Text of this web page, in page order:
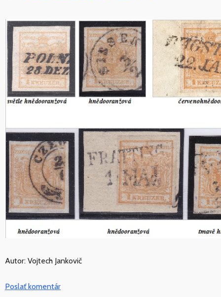
Autor: Vojtech Jankovič
Poslať komentár